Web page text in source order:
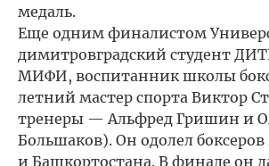
медаль.
Еще одним финалистом
димитровградский студент
МИФИ, воспитанник школы
летний мастер спорта Виктор
тренеры — Альфред Гришин и
Большаков). Он одолел
и Башкортостана. В финале он